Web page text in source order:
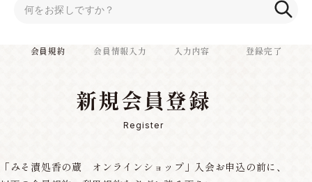
会員規約 会員情報入力 入力内容 登録完了
新規会員登録
Register
「みそ漬処香の蔵 オンラインショップ」入会お申込の前に、